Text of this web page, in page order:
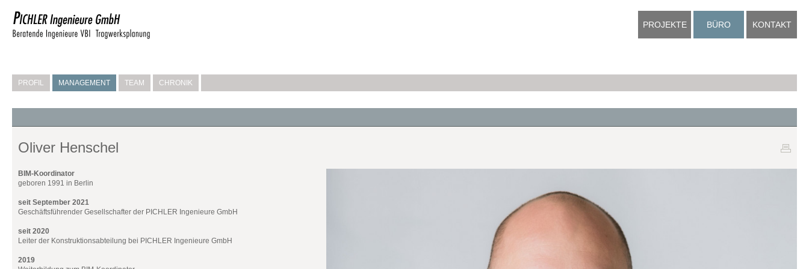
PROJEKTE BÜRO
PROFIL MANAGEMENT TEAM CHRONIK
KONTAKT
Oliver Henschel
BIM-Koordinator
geboren 1991 in Berlin
seit September 2021
Geschäftsführender Gesellschafter der PICHLER Ingenieure GmbH
seit 2020
Leiter der Konstruktionsabteilung bei PICHLER Ingenieure GmbH
2019